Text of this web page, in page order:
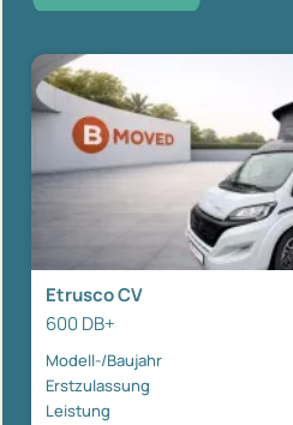
Etrusco CV
600 DB+
Modell-/Baujahr
Erstzulassung
Leistung